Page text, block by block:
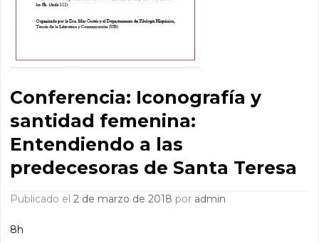
Conferencia: Iconografía y
santidad femenina:
Entendiendo a las
predecesoras de Santa Teresa
Publicado el2 de marzo de 2018 por admin
8h